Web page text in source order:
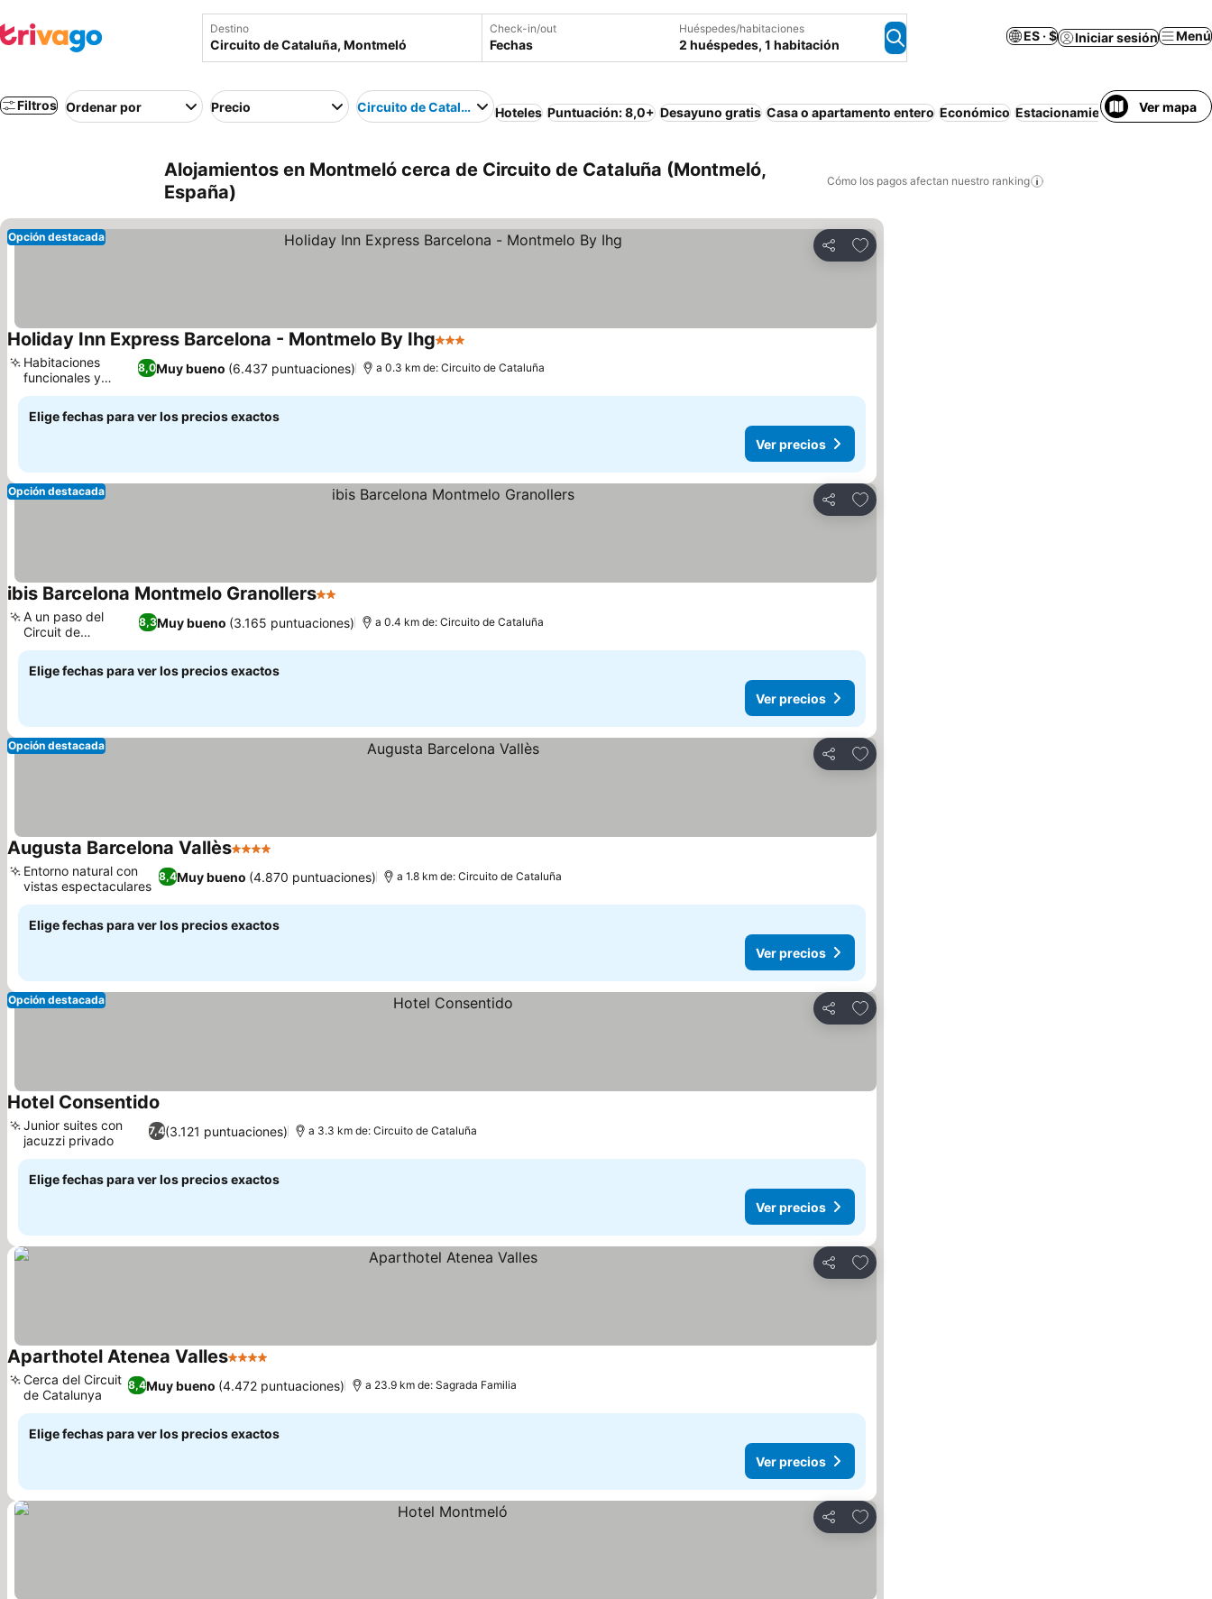
Destino Check-in/out
Fechas
Huéspedes/habitaciones
2 huéspedes, 1 habitación
ES · $ Iniciar sesión Menú
Filtros Ordenar por Precio Circuito de Cataluña Hoteles Puntuación: 8,0+ Desayuno gratis Casa o apartamento entero Económico Estacionamiento Media
Ver mapa
Alojamientos en Montmeló cerca de Circuito de Cataluña (Montmeló,
España)
Cómo los pagos afectan nuestro ranking
Compartir
Agregar a favoritos
Opción destacada
Holiday Inn Express Barcelona - Montmelo By Ihg3 Estrellas
8,0Muy bueno (6.437 puntuaciones)
Habitaciones
funcionales y
limpias
a 0.3 km de: Circuito de Cataluña
Elige fechas para ver los precios exactos
Ver precios
Compartir
Agregar a favoritos
Opción destacada
ibis Barcelona Montmelo Granollers2 Estrellas
8,3Muy bueno (3.165 puntuaciones)
A un paso del
Circuit de
Catalunya
a 0.4 km de: Circuito de Cataluña
Elige fechas para ver los precios exactos
Ver precios
Compartir
Agregar a favoritos
Opción destacada
Augusta Barcelona Vallès4 Estrellas
8,4Muy bueno (4.870 puntuaciones)
Entorno natural con
vistas espectaculares
a 1.8 km de: Circuito de Cataluña
Elige fechas para ver los precios exactos
Ver precios
Compartir
Agregar a favoritos
Opción destacada
Hotel Consentido
7,4(3.121 puntuaciones)
Junior suites con
jacuzzi privado
a 3.3 km de: Circuito de Cataluña
Elige fechas para ver los precios exactos
Ver precios
Compartir
Agregar a favoritos
Aparthotel Atenea Valles4 Estrellas
8,4Muy bueno (4.472 puntuaciones)
Cerca del Circuit
de Catalunya
a 23.9 km de: Sagrada Familia
Elige fechas para ver los precios exactos
Ver precios
Compartir
Agregar a favoritos